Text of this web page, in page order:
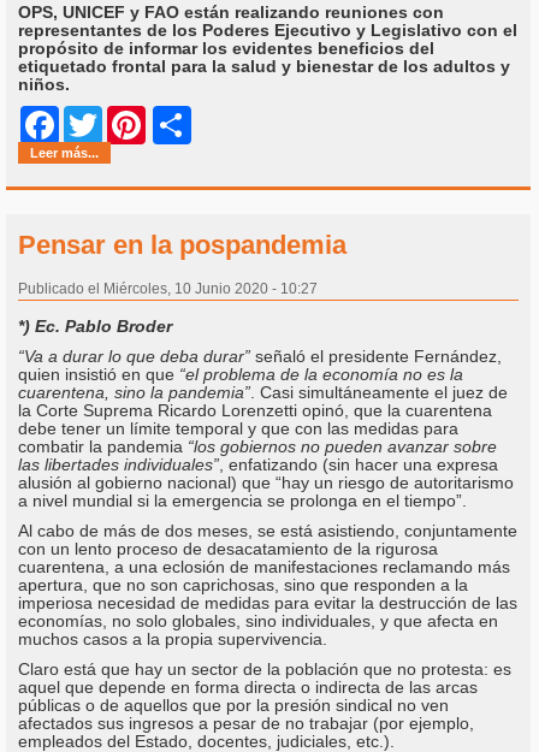
OPS, UNICEF y FAO están realizando reuniones con
representantes de los Poderes Ejecutivo y Legislativo con el
propósito de informar los evidentes beneficios del
etiquetado frontal para la salud y bienestar de los adultos y
niños.
Facebook
Twitter Pinterest
Leer más...
Pensar en la pospandemia
Publicado el Miércoles, 10 Junio 2020 - 10:27
*) Ec. Pablo Broder
“Va a durar lo que deba durar” señaló el presidente Fernández,
quien insistió en que “el problema de la economía no es la
cuarentena, sino la pandemia” . Casi simultáneamente el juez de
la Corte Suprema Ricardo Lorenzetti opinó, que la cuarentena
debe tener un límite temporal y que con las medidas para
combatir la pandemia “los gobiernos no pueden avanzar sobre
las libertades individuales” , enfatizando (sin hacer una expresa
alusión al gobierno nacional) que “hay un riesgo de autoritarismo
a nivel mundial si la emergencia se prolonga en el tiempo”.
Al cabo de más de dos meses, se está asistiendo, conjuntamente
con un lento proceso de desacatamiento de la rigurosa
cuarentena, a una eclosión de manifestaciones reclamando más
apertura, que no son caprichosas, sino que responden a la
imperiosa necesidad de medidas para evitar la destrucción de las
economías, no solo globales, sino individuales, y que afecta en
muchos casos a la propia supervivencia.
Claro está que hay un sector de la población que no protesta: es
aquel que depende en forma directa o indirecta de las arcas
públicas o de aquellos que por la presión sindical no ven
afectados sus ingresos a pesar de no trabajar (por ejemplo,
empleados del Estado, docentes, judiciales, etc.).